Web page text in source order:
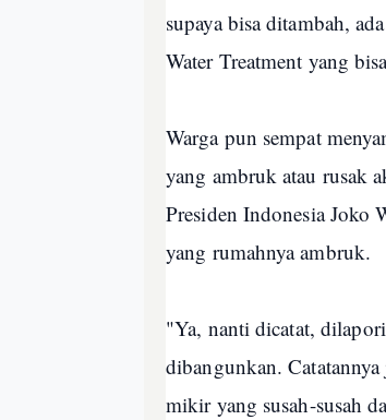
supaya bisa ditambah,
Water Treatment yang
Warga pun sempat
yang ambruk atau rusak
Presiden Indonesia Joko
yang rumahnya ambruk.
"Ya, nanti dicatat,
dibangunkan.
mikir yang susah-susah